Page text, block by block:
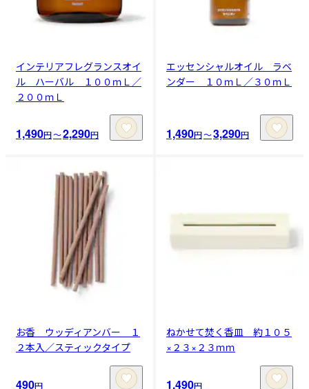
インテリアフレグランスオイ
ル ハーバル １００ｍＬ／
２００ｍＬ
1,490円〜2,290円
エッセンシャルオイル ラベ
ンダー １０ｍＬ／３０ｍＬ
1,490円〜3,290円
お香 ウッディアンバー １
２本入／スティックタイプ
490円
ねかせて焚く香皿 約１０５
×２３×２３ｍｍ
1,490円